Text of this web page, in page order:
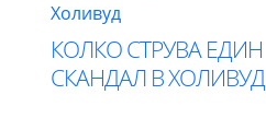
КОЛКО СТРУВА ЕДИН
СКАНДАЛ В ХОЛИВУД